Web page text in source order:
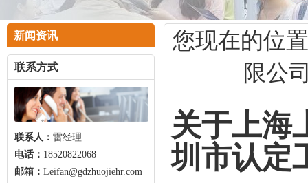
新闻资讯
联系方式
联系人： 雷经理
电话： 18520822068
邮箱： Leifan@gdzhuojiehr.com
您现在的位
限公
关于上海
圳市认定